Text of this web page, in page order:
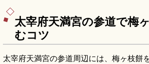
太宰府天満宮の参道で梅
むコツ
太宰府天満宮の参道周辺には、梅ヶ枝餅